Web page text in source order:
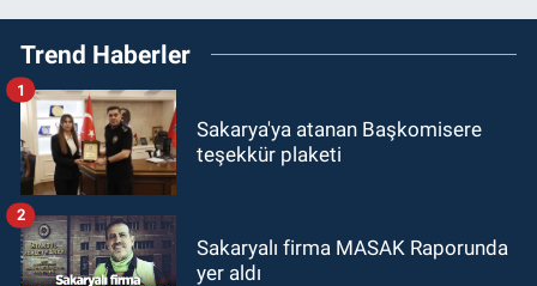
Trend Haberler
Sakarya'ya atanan Başkomisere
teşekkür plaketi
1
Sakaryalı firma MASAK Raporunda
yer aldı
2